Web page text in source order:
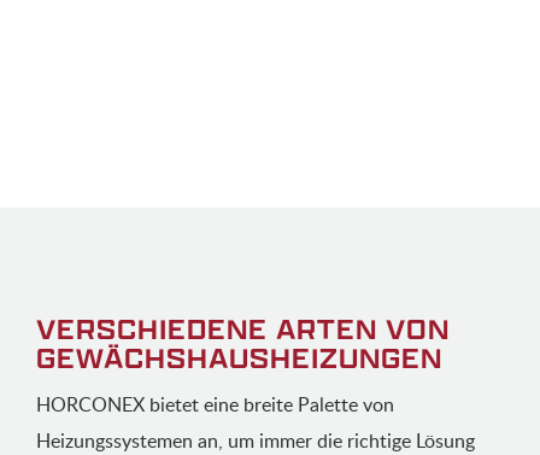
VERSCHIEDENE ARTEN VON
GEWÄCHSHAUSHEIZUNGEN
HORCONEX bietet eine breite Palette von
Heizungssystemen an, um immer die richtige Lösung